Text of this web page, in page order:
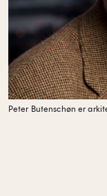
Peter Butenschøn er